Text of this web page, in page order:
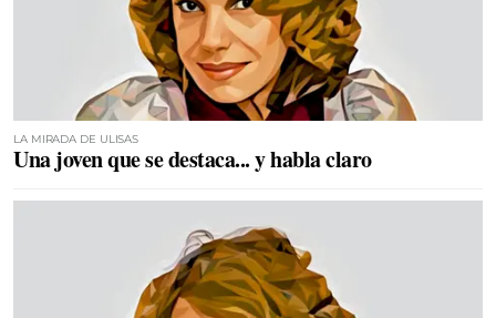
LA MIRADA DE ULISAS
Una joven que se destaca... y habla claro